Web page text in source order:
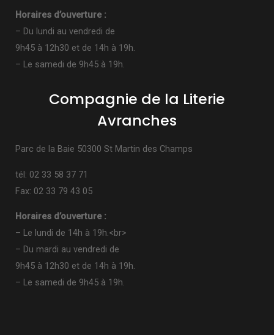
Horaires d’ouverture :
– Du lundi au vendredi de
9h45 à 12h30 et de 14h à 19h.
– Le samedi de 9h45 à 19h.
Compagnie de la Literie
Avranches
Parc de la Baie 50300 St Martin des Champs
tél: 02 33 58 37 71
Fax: 02 33 79 43 05
Horaires d’ouverture :
– Le lundi de 14h à 19h.<br>
– Du mardi au vendredi de
9h45 à 12h30 et de 14h à 19h.
– Le samedi de 9h45 à 19h.